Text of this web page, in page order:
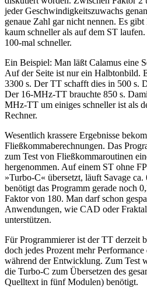
jeder Geschwindigkeitszuwachs
genaue Zahl gar nicht nennen. Es
kaum schneller als auf dem ST
100-mal schneller.
Ein Beispiel: Man läßt Calamus eine
Auf der Seite ist nur ein Halbtonbild.
3300 s. Der TT schafft dies in 500 s.
Der 16-MHz-TT brauchte 850 s.
MHz-TT um einiges schneller ist als
Rechner.
Wesentlich krassere Ergebnisse
Fließkommaberechnungen. Das
zum Test von Fließkommaroutinen
hergenommen. Auf einem ST ohne
»Turbo-C« übersetzt, läuft Savage
benötigt das Programm gerade noch
Faktor von 180. Man darf schon
Anwendungen, wie CAD oder
unterstützen.
Für Programmierer ist der TT derzeit
doch jedes Prozent mehr
während der Entwicklung. Zum Test
die Turbo-C zum Übersetzen des
Quelltext in fünf Modulen) benötigt.